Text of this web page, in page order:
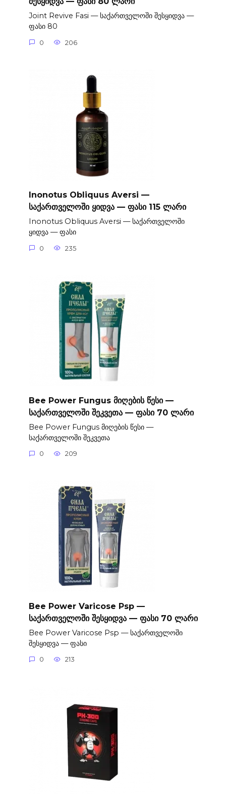
Joint Revive Fasi — საქართველოში შესყიდვა —
ფასი 80
0 206
Inonotus Obliquus Aversi —
საქართველოში ყიდვა — ფასი 115 ლარი
Inonotus Obliquus Aversi — საქართველოში
ყიდვა — ფასი
0 235
Bee Power Fungus მიღების წესი —
საქართველოში შეკვეთა — ფასი 70 ლარი
Bee Power Fungus მიღების წესი —
საქართველოში შეკვეთა
0 209
Bee Power Varicose Psp —
საქართველოში შესყიდვა — ფასი 70 ლარი
Bee Power Varicose Psp — საქართველოში
შესყიდვა — ფასი
0 213